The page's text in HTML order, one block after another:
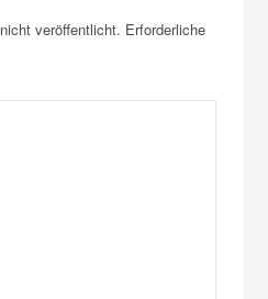
veröffentlicht. Erforderliche